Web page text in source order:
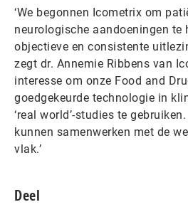
‘We begonnen Icometrix om
neurologische aandoeningen te
objectieve en consistente
zegt dr. Annemie Ribbens van
interesse om onze Food and
goedgekeurde technologie in
‘real world’-studies te
kunnen samenwerken met de
vlak.’
Deel